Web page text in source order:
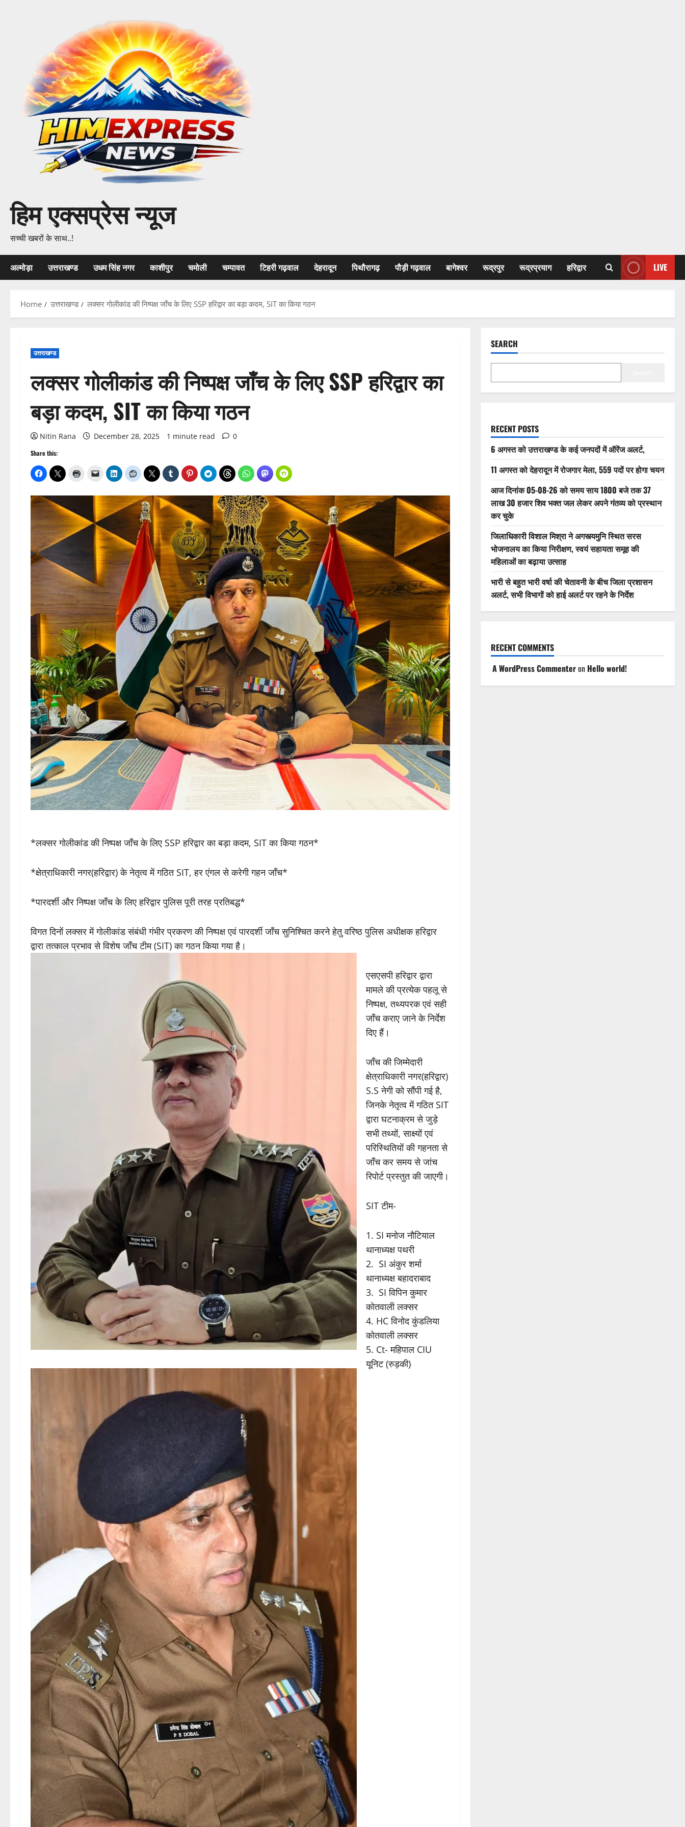
हिम एक्सप्रेस न्यूज
सच्ची खबरों के साथ..!
अल्मोड़ा उत्तराखण्ड उधम सिंह नगर काशीपुर चमोली चम्पावत टिहरी गढ़वाल देहरादून पिथौरागढ़ पौड़ी गढ़वाल बागेश्वर रूद्रपुर रूद्रप्रयाग हरिद्वार LIVE
Home उत्तराखण्ड लक्सर गोलीकांड की निष्पक्ष जाँच के लिए SSP हरिद्वार का बड़ा कदम, SIT का किया गठन
उत्तराखण्ड
लक्सर गोलीकांड की निष्पक्ष जाँच के लिए SSP हरिद्वार का
बड़ा कदम, SIT का किया गठन
Nitin Rana December 28, 2025 1 minute read 0
Share this:
*लक्सर गोलीकांड की निष्पक्ष जाँच के लिए SSP हरिद्वार का बड़ा कदम, SIT का किया गठन*
*क्षेत्राधिकारी नगर(हरिद्वार) के नेतृत्व में गठित SIT, हर एंगल से करेगी गहन जाँच*
*पारदर्शी और निष्पक्ष जाँच के लिए हरिद्वार पुलिस पूरी तरह प्रतिबद्ध*
विगत दिनों लक्सर में गोलीकांड संबंधी गंभीर प्रकरण की निष्पक्ष एवं पारदर्शी जाँच सुनिश्चित करने हेतु वरिष्ठ पुलिस अधीक्षक हरिद्वार
द्वारा तत्काल प्रभाव से विशेष जाँच टीम (SIT) का गठन किया गया है।
एसएसपी हरिद्वार द्वारा
मामले की प्रत्येक पहलू से
निष्पक्ष, तथ्यपरक एवं सही
जाँच कराए जाने के निर्देश
दिए हैं।
जाँच की जिम्मेदारी
क्षेत्राधिकारी नगर(हरिद्वार)
S.S नेगी को सौंपी गई है,
जिनके नेतृत्व में गठित SIT
द्वारा घटनाक्रम से जुड़े
सभी तथ्यों, साक्ष्यों एवं
परिस्थितियों की गहनता से
जाँच कर समय से जांच
रिपोर्ट प्रस्तुत की जाएगी।
SIT टीम-
1. SI मनोज नौटियाल
थानाध्यक्ष पथरी
2. ⁠ SI अंकुर शर्मा
थानाध्यक्ष बहादराबाद
3. ⁠ SI विपिन कुमार
कोतवाली लक्सर
4. ⁠HC विनोद कुंडलिया
कोतवाली लक्सर
5. ⁠Ct- महिपाल CIU
यूनिट (रुड़की)
SEARCH
RECENT POSTS
6 अगस्त को उत्तराखण्ड के कई जनपदों में ऑरेंज अलर्ट,
11 अगस्त को देहरादून में रोजगार मेला, 559 पदों पर होगा चयन
आज दिनांक 05-08-26 को समय साय 1800 बजे तक 37
लाख 30 हजार शिव भक्त जल लेकर अपने गंतव्य को प्रस्थान
कर चुके
जिलाधिकारी विशाल मिश्रा ने अगस्त्यमुनि स्थित सरस
भोजनालय का किया निरीक्षण, स्वयं सहायता समूह की
महिलाओं का बढ़ाया उत्साह
भारी से बहुत भारी वर्षा की चेतावनी के बीच जिला प्रशासन
अलर्ट, सभी विभागों को हाई अलर्ट पर रहने के निर्देश
RECENT COMMENTS
A WordPress Commenteron Hello world!